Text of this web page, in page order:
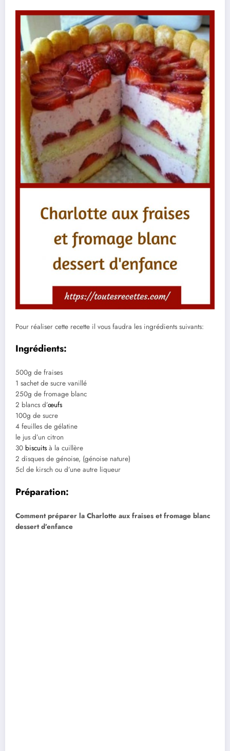
Pour réaliser cette recette il vous faudra les ingrédients suivants:
Ingrédients:
500g de fraises
1 sachet de sucre vanillé
250g de fromage blanc
2 blancs d’œufs
100g de sucre
4 feuilles de gélatine
le jus d’un citron
30 biscuits à la cuillère
2 disques de génoise, (génoise nature)
5cl de kirsch ou d’une autre liqueur
Préparation:
Comment préparer la Charlotte aux fraises et fromage blanc
dessert d’enfance